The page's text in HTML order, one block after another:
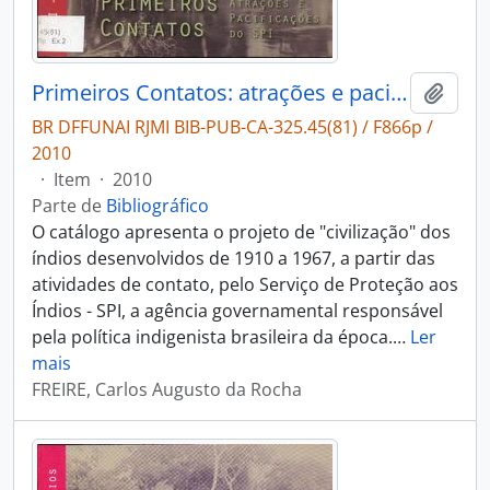
Primeiros Contatos: atrações e pacificações do SPI
BR DFFUNAI RJMI BIB-PUB-CA-325.45(81) / F866p /
2010
· Item · 2010
Parte de Bibliográfico
O catálogo apresenta o projeto de "civilização" dos
índios desenvolvidos de 1910 a 1967, a partir das
atividades de contato, pelo Serviço de Proteção aos
Índios - SPI, a agência governamental responsável
pela política indigenista brasileira da época.… Ler
mais
FREIRE, Carlos Augusto da Rocha